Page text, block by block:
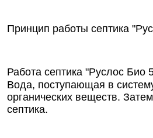
Принцип работы септика
Работа септика "Руслос Био
Вода, поступающая в
органических веществ.
септика.